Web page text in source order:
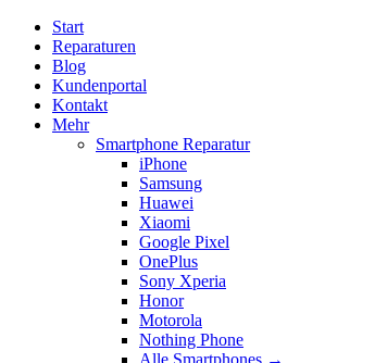
Start
Reparaturen
Blog
Kundenportal
Kontakt
Mehr
Smartphone Reparatur
iPhone
Samsung
Huawei
Xiaomi
Google Pixel
OnePlus
Sony Xperia
Honor
Motorola
Nothing Phone
Alle Smartphones →